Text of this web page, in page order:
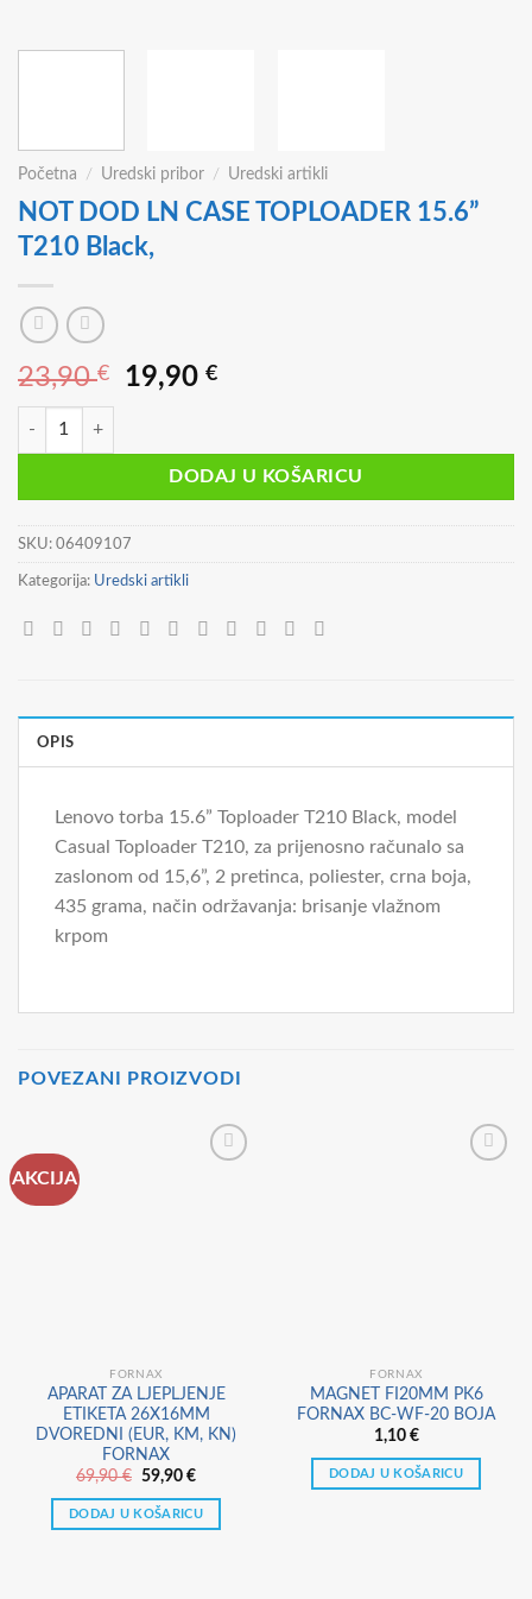
Početna / Uredski pribor / Uredski artikli
NOT DOD LN CASE TOPLOADER 15.6”
T210 Black,
23,90€
Izvorna
je:
23,90 €.
19,90€Trenutna
19,90 €.
NOT DOD LN CASE TOPLOADER 15.6'' T210 Black, količina
DODAJ U KOŠARICU
SKU: 06409107
Kategorija: Uredski artikli
OPIS
Lenovo torba 15.6” Toploader T210 Black, model
Casual Toploader T210, za prijenosno računalo sa
zaslonom od 15,6”, 2 pretinca, poliester, crna boja,
435 grama, način održavanja: brisanje vlažnom
krpom
POVEZANI PROIZVODI
AKCIJA
FORNAX
APARAT ZA LJEPLJENJE
ETIKETA 26X16MM
DVOREDNI (EUR, KM, KN)
FORNAX
69,90€ Izvorna
bila
je:
59,90€Trenutna
je:
59,90 €.
DODAJ U KOŠARICU
FORNAX
MAGNET FI20MM PK6
FORNAX BC-WF-20 BOJA
1,10 €
DODAJ U KOŠARICU